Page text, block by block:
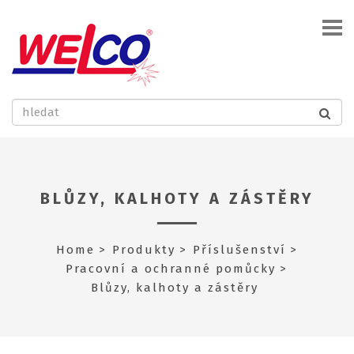
BLŮZY, KALHOTY A ZÁSTĚRY
Home Produkty
Příslušenství
Pracovní a ochranné pomůcky
Blůzy, kalhoty a zástěry